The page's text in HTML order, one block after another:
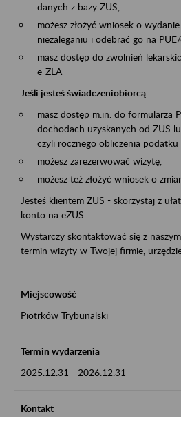
danych z bazy ZUS,
możesz złożyć wniosek o
niezaleganiu i odebrać go na PUE/
masz dostęp do zwolnień
e-ZLA
Jeśli jesteś świadczeniobiorcą
masz dostęp m.in. do formularza
dochodach uzyskanych od ZUS
czyli rocznego obliczenia podatku
możesz zarezerwować wizytę,
możesz też złożyć wniosek o
Jesteś klientem ZUS - skorzystaj z
konto na eZUS.
Wystarczy skontaktować się z
termin wizyty w Twojej firmie,
Miejscowość
Piotrków Trybunalski
Termin wydarzenia
2025.12.31 - 2026.12.31
Kontakt